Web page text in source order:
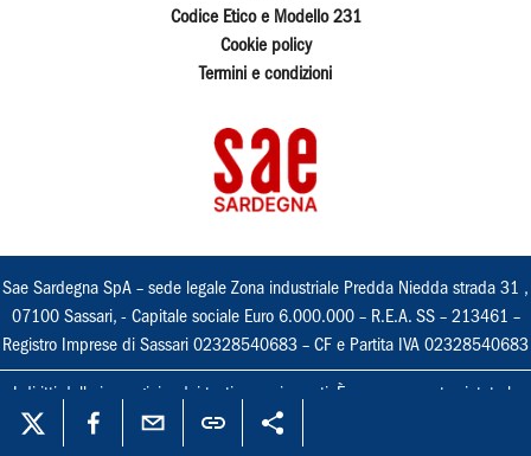
Codice Etico e Modello 231
Cookie policy
Termini e condizioni
Sae Sardegna SpA – sede legale Zona industriale Predda Niedda strada 31 ,
07100 Sassari, - Capitale sociale Euro 6.000.000 – R.E.A. SS – 213461 –
Registro Imprese di Sassari 02328540683 – CF e Partita IVA 02328540683
I diritti delle immagini e dei testi sono riservati. È espressamente vietata la
loro riproduzione con qualsiasi mezzo e l'adattamento totale o parziale.